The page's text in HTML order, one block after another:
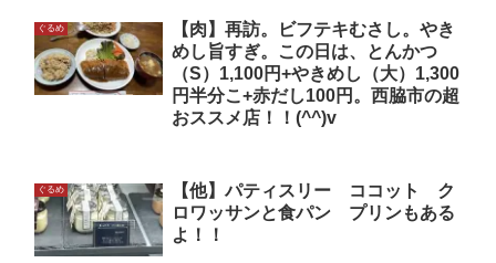
ぐるめ
【肉】再訪。ビフテキむさし。やき
めし旨すぎ。この日は、とんかつ
（S）1,100円+やきめし（大）1,300
円半分こ+赤だし100円。西脇市の超
おススメ店！！(^^)v
ぐるめ
【他】パティスリー ココット ク
ロワッサンと食パン プリンもある
よ！！